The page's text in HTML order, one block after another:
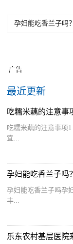
孕妇能吃香兰子吗
广告
最近更新
吃糯米藕的注意事
吃糯米藕的注意事项
宜...
孕妇能吃香兰子吗
孕妇能吃香兰子吗孕
丰...
乐东农村基层医院